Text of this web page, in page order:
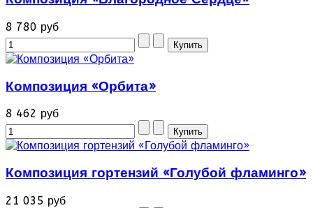
8 780 руб
Композиция «Орбита»
8 462 руб
Композиция гортензий «Голубой фламинго»
21 035 руб